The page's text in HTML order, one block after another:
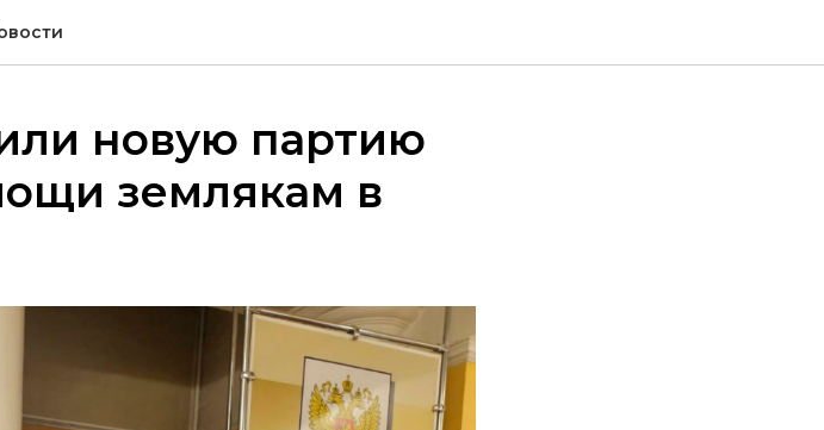
новую партию
землякам в